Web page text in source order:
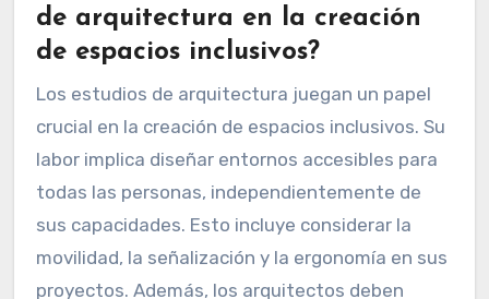
de arquitectura en la creación
de espacios inclusivos?
Los estudios de arquitectura juegan un papel
crucial en la creación de espacios inclusivos. Su
labor implica diseñar entornos accesibles para
todas las personas, independientemente de
sus capacidades. Esto incluye considerar la
movilidad, la señalización y la ergonomía en sus
proyectos. Además, los arquitectos deben